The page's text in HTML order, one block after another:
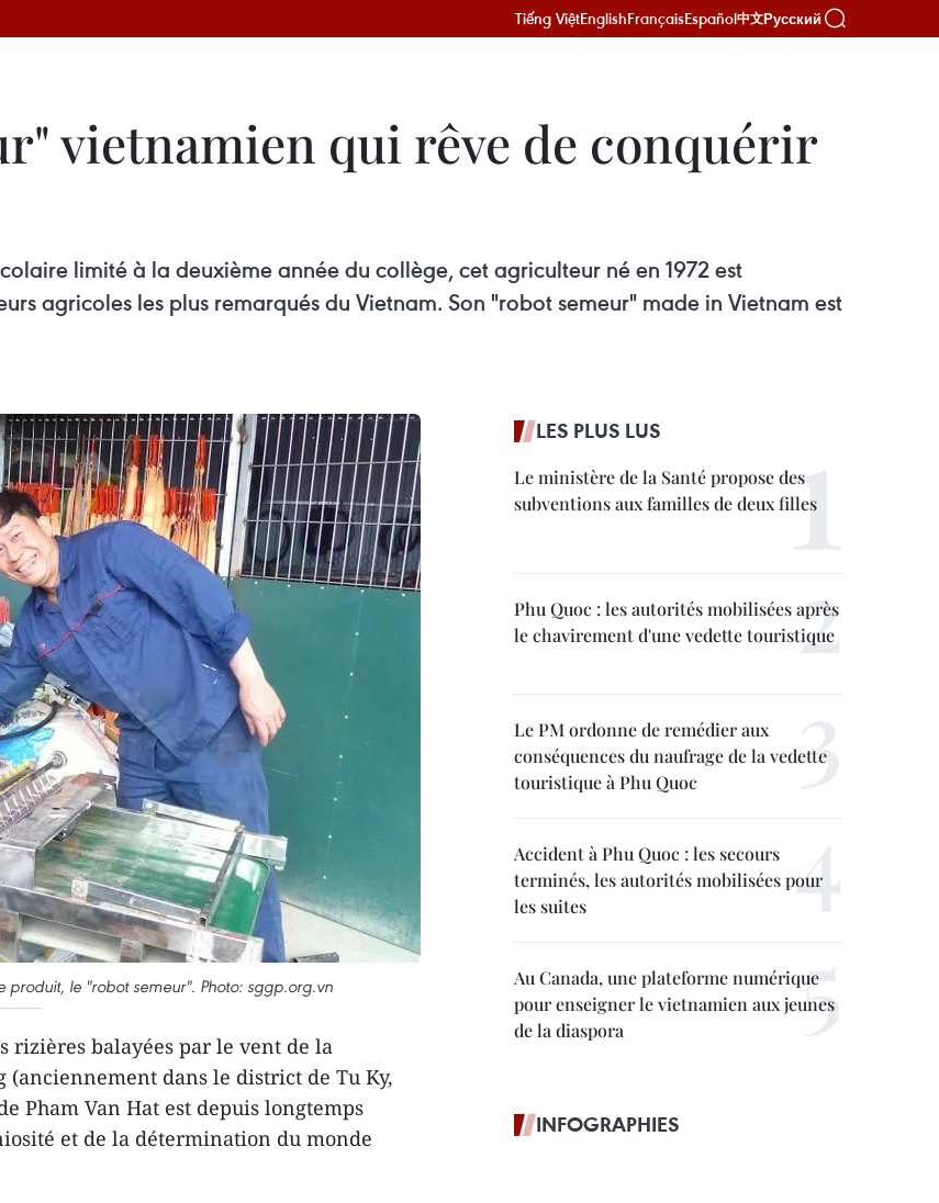
Tiếng ViệtEnglishFrançaisEspañol中文Русский
vietnamien qui rêve de conquérir
limité à la deuxième année du collège, cet agriculteur né en 1972 est
agricoles les plus remarqués du Vietnam. Son "robot semeur" made in Vietnam est
produit, le "robot semeur". Photo: sggp.org.vn
rizières balayées par le vent de la
(anciennement dans le district de Tu Ky,
Pham Van Hat est depuis longtemps
et de la détermination du monde
LES PLUS LUS
Le ministère de la Santé propose des
subventions aux familles de deux filles
Phu Quoc : les autorités mobilisées après
le chavirement d'une vedette touristique
Le PM ordonne de remédier aux
conséquences du naufrage de la vedette
touristique à Phu Quoc
Accident à Phu Quoc : les secours
terminés, les autorités mobilisées pour
les suites
Au Canada, une plateforme numérique
pour enseigner le vietnamien aux jeunes
de la diaspora
INFOGRAPHIES